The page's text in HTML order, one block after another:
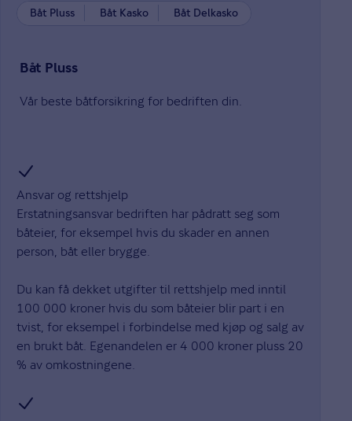
Båt Pluss Båt Kasko Båt Delkasko
Båt Pluss
Vår beste båtforsikring for bedriften din.
Ansvar og rettshjelp
Erstatningsansvar bedriften har pådratt seg som
båteier, for eksempel hvis du skader en annen
person, båt eller brygge.
Du kan få dekket utgifter til rettshjelp med inntil
100 000 kroner hvis du som båteier blir part i en
tvist, for eksempel i forbindelse med kjøp og salg av
en brukt båt. Egenandelen er 4 000 kroner pluss 20
% av omkostningene.